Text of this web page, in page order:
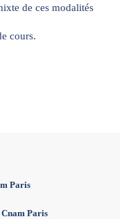
de ces modalités
cours.
Paris
Paris